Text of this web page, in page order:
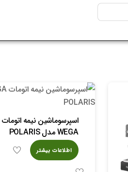
اسپرسوماشین نیمه اتومات
WEGA مدل POLARIS
اطلاعات بیشتر